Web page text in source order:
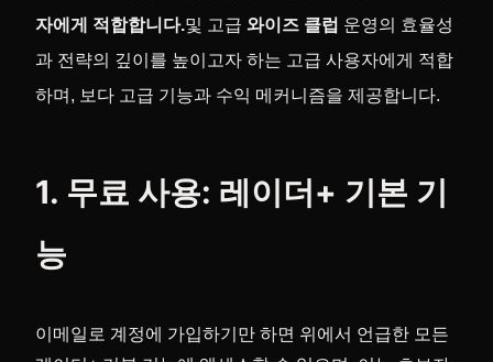
자에게 적합합니다.및 고급와이즈 클럽 운영의 효율성
과 전략의 깊이를 높이고자 하는 고급 사용자에게 적합
하며, 보다 고급 기능과 수익 메커니즘을 제공합니다.
1. 무료 사용: 레이더+ 기본 기
능
이메일로 계정에 가입하기만 하면 위에서 언급한 모든